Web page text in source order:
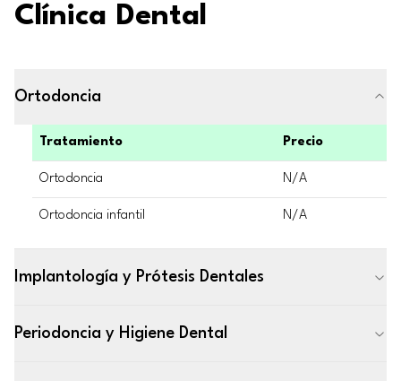
Clínica Dental
Ortodoncia
Tratamiento Precio
Ortodoncia N/A
Ortodoncia infantil N/A
Implantología y Prótesis Dentales
Periodoncia y Higiene Dental